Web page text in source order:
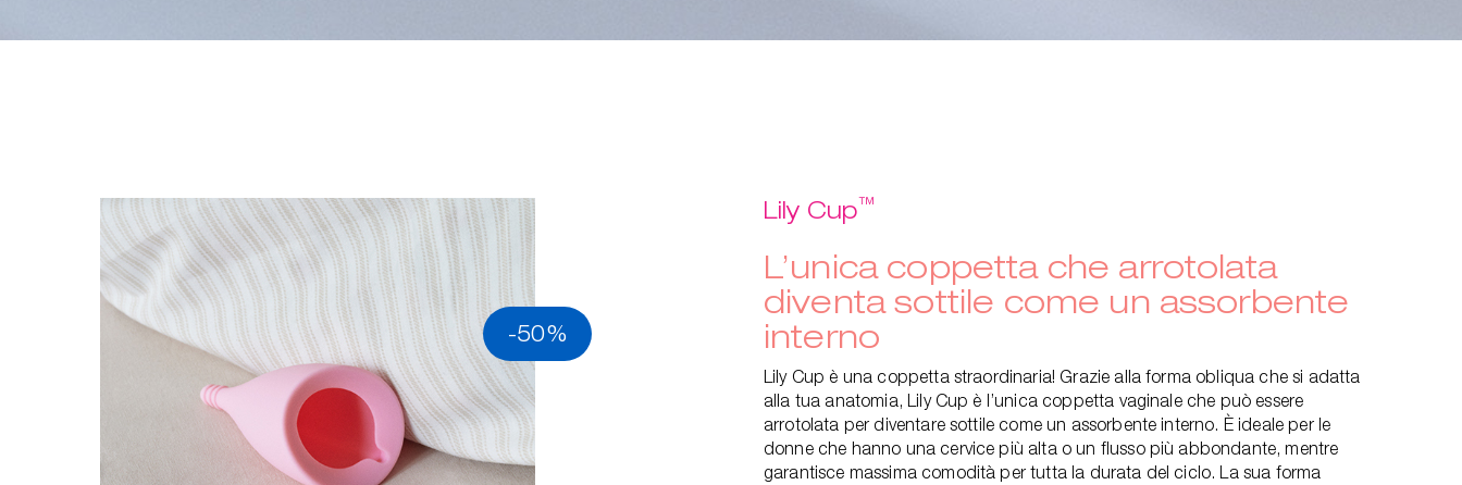
-50%
Lily Cup™
L’unica coppetta che arrotolata
diventa sottile come un assorbente
interno
Lily Cup è una coppetta straordinaria! Grazie alla forma obliqua che si adatta
alla tua anatomia, Lily Cup è l’unica coppetta vaginale che può essere
arrotolata per diventare sottile come un assorbente interno. È ideale per le
donne che hanno una cervice più alta o un flusso più abbondante, mentre
garantisce massima comodità per tutta la durata del ciclo. La sua forma